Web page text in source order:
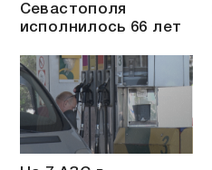
Севастополя
исполнилось 66 лет